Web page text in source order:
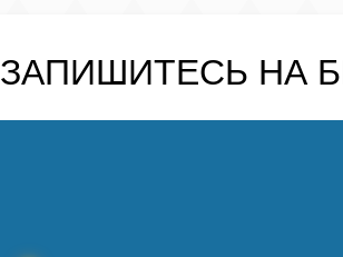
ЗАПИШИТЕСЬ НА